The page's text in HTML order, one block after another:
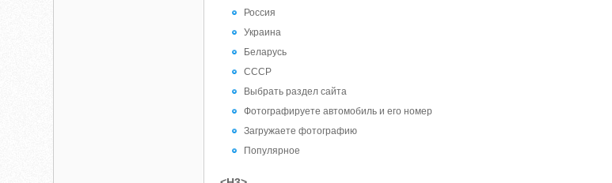
Россия
Украина
Беларусь
СССР
Выбрать раздел сайта
Фотографируете автомобиль и его номер
Загружаете фотографию
Популярное